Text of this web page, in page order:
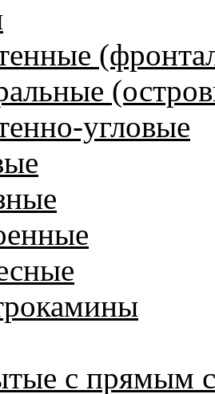
угловые
с прямым